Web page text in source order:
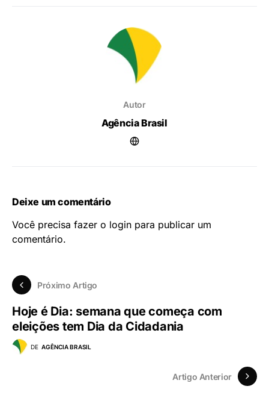
Autor
Agência Brasil
Deixe um comentário
Você precisa fazer o login para publicar um
comentário.
Próximo Artigo
Hoje é Dia: semana que começa com
eleições tem Dia da Cidadania
DE AGÊNCIA BRASIL
Artigo Anterior